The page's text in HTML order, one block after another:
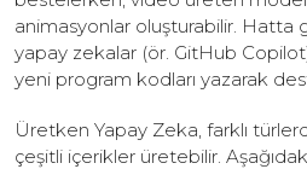
animasyonlar oluşturabilir.
yapay zekalar (ör. GitHub
yeni program kodları yazarak
Üretken Yapay Zeka, farklı
çeşitli içerikler üretebilir.